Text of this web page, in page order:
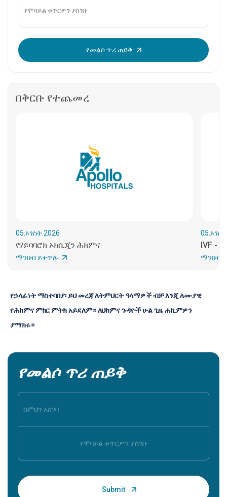
የመልሶ ጥሪ ጠይቅ
በቅርቡ የተጨመረ
05.ኦገስት.2026
የሃይባባሮክ ኦክሲጂን ሕክምና
ማንበብ ይቀጥሉ
IVF -
ማንበብ
የኃላፊነት ማስተባበያ፡ ይህ መረጃ ለትምህርት ዓላማዎች ብቻ እንጂ ለሙያዊ
የሕክምና ምክር ምትክ አይደለም። ለህክምና ጉዳዮች ሁል ጊዜ ሐኪምዎን
ያማክሩ።
የመልሶ ጥሪ ጠይቅ